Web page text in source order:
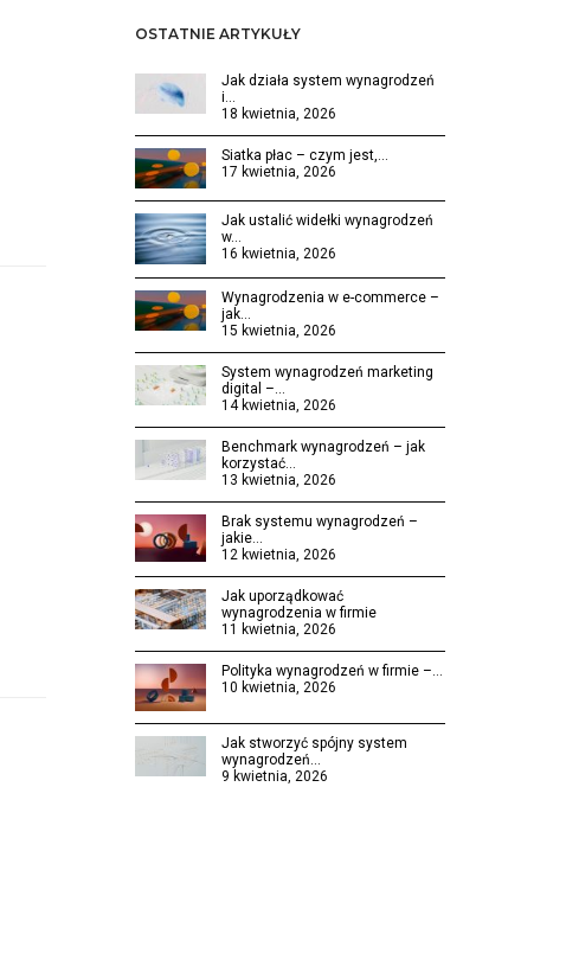
OSTATNIE ARTYKUŁY
Jak działa system wynagrodzeń
i…
18 kwietnia, 2026
Siatka płac – czym jest,…
17 kwietnia, 2026
Jak ustalić widełki wynagrodzeń
w…
16 kwietnia, 2026
Wynagrodzenia w e-commerce –
jak…
15 kwietnia, 2026
System wynagrodzeń marketing
digital –…
14 kwietnia, 2026
Benchmark wynagrodzeń – jak
korzystać…
13 kwietnia, 2026
Brak systemu wynagrodzeń –
jakie…
12 kwietnia, 2026
Jak uporządkować
wynagrodzenia w firmie
11 kwietnia, 2026
Polityka wynagrodzeń w firmie –…
10 kwietnia, 2026
Jak stworzyć spójny system
wynagrodzeń…
9 kwietnia, 2026